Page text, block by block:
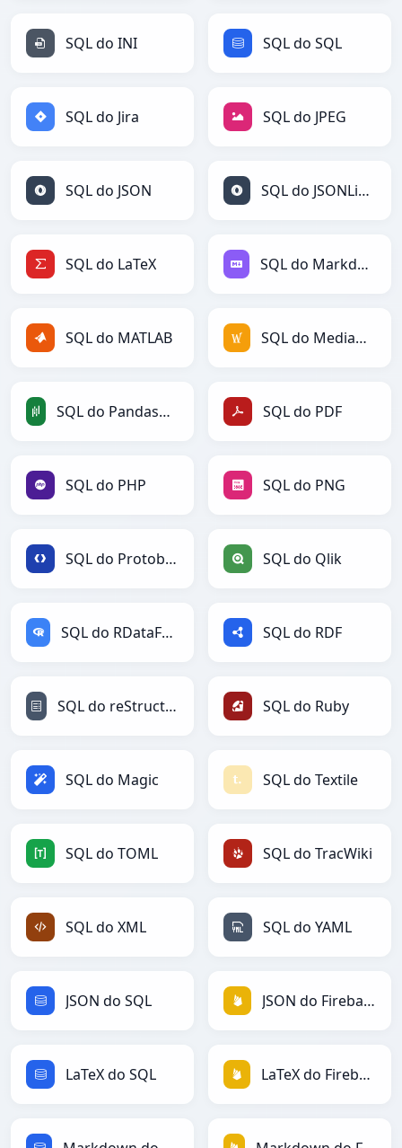
SQL do INI SQL do SQL
SQL do Jira SQL do JPEG
SQL do JSON SQL do JSONLines
SQL do LaTeX SQL do Markdown
SQL do MATLAB SQL do MediaWiki
SQL do PandasDataFrame SQL do PDF
SQL do PHP SQL do PNG
SQL do Protobuf SQL do Qlik
SQL do RDataFrame SQL do RDF
SQL do reStructuredText SQL do Ruby
SQL do Magic SQL do Textile
SQL do TOML SQL do TracWiki
SQL do XML SQL do YAML
JSON do SQL JSON do Firebase
LaTeX do SQL LaTeX do Firebase